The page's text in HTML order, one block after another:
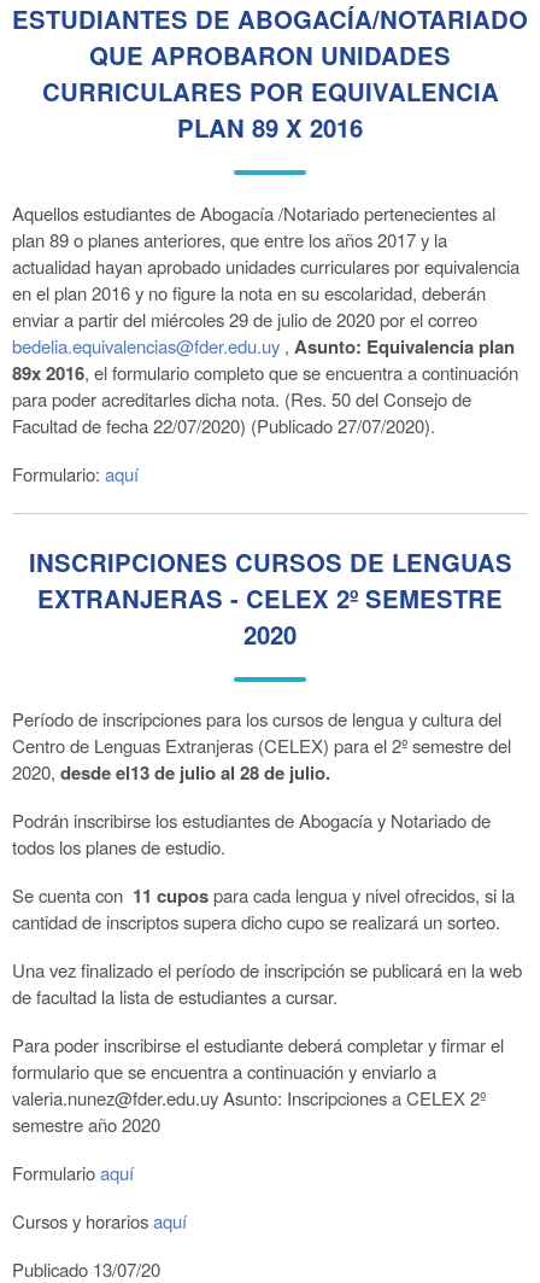
ESTUDIANTES DE ABOGACÍA/NOTARIADO
QUE APROBARON UNIDADES
CURRICULARES POR EQUIVALENCIA
PLAN 89 X 2016
Aquellos estudiantes de Abogacía /Notariado pertenecientes al
plan 89 o planes anteriores, que entre los años 2017 y la
actualidad hayan aprobado unidades curriculares por equivalencia
en el plan 2016 y no figure la nota en su escolaridad, deberán
enviar a partir del miércoles 29 de julio de 2020 por el correo
bedelia.equivalencias@fder.edu.uy , Asunto: Equivalencia plan
89x 2016, el formulario completo que se encuentra a continuación
para poder acreditarles dicha nota. (Res. 50 del Consejo de
Facultad de fecha 22/07/2020) (Publicado 27/07/2020).
Formulario: aquí
INSCRIPCIONES CURSOS DE LENGUAS
EXTRANJERAS - CELEX 2º SEMESTRE
2020
Período de inscripciones para los cursos de lengua y cultura del
Centro de Lenguas Extranjeras (CELEX) para el 2º semestre del
2020, desde el13 de julio al 28 de julio.
Podrán inscribirse los estudiantes de Abogacía y Notariado de
todos los planes de estudio.
Se cuenta con 11 cupospara cada lengua y nivel ofrecidos, si la
cantidad de inscriptos supera dicho cupo se realizará un sorteo.
Una vez finalizado el período de inscripción se publicará en la web
de facultad la lista de estudiantes a cursar.
Para poder inscribirse el estudiante deberá completar y firmar el
formulario que se encuentra a continuación y enviarlo a
valeria.nunez@fder.edu.uy Asunto: Inscripciones a CELEX 2º
semestre año 2020
Formularioaquí
Cursos y horariosaquí
Publicado 13/07/20